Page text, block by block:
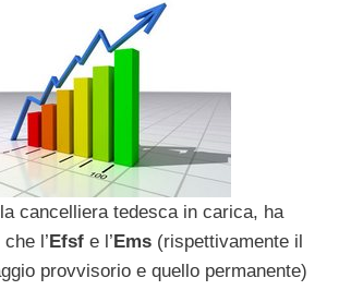
cancelliera tedesca in carica, ha
l’Efsf e l’Ems (rispettivamente il
provvisorio e quello permanente)